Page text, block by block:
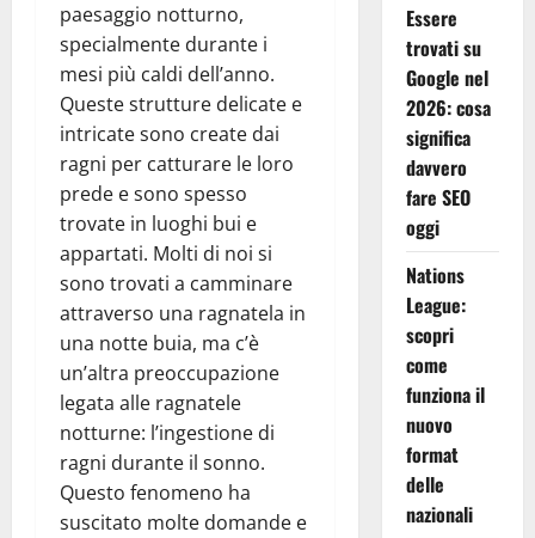
paesaggio notturno,
specialmente durante i
mesi più caldi dell’anno.
Queste strutture delicate e
intricate sono create dai
ragni per catturare le loro
prede e sono spesso
trovate in luoghi bui e
appartati. Molti di noi si
sono trovati a camminare
attraverso una ragnatela in
una notte buia, ma c’è
un’altra preoccupazione
legata alle ragnatele
notturne: l’ingestione di
ragni durante il sonno.
Questo fenomeno ha
suscitato molte domande e
Essere
trovati su
Google nel
2026: cosa
significa
davvero
fare SEO
oggi
Nations
League:
scopri
come
funziona il
nuovo
format
delle
nazionali